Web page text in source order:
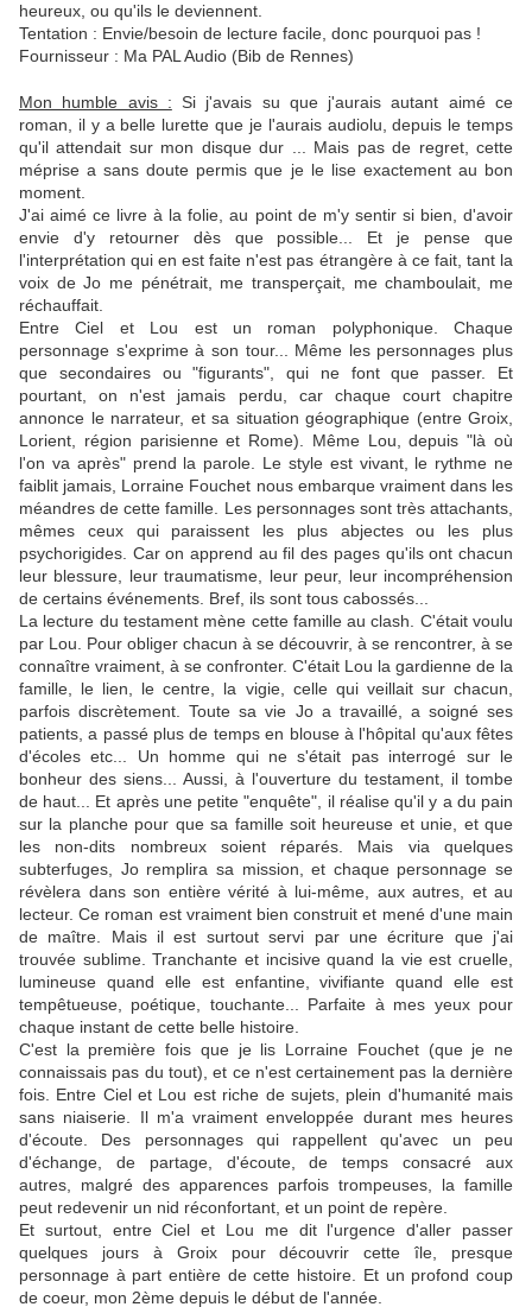
heureux, ou qu'ils le deviennent.
Tentation : Envie/besoin de lecture facile, donc pourquoi pas !
Fournisseur : Ma PAL Audio (Bib de Rennes)
Mon humble avis : Si j'avais su que j'aurais autant aimé ce
roman, il y a belle lurette que je l'aurais audiolu, depuis le temps
qu'il attendait sur mon disque dur ... Mais pas de regret, cette
méprise a sans doute permis que je le lise exactement au bon
moment.
J'ai aimé ce livre à la folie, au point de m'y sentir si bien, d'avoir
envie d'y retourner dès que possible... Et je pense que
l'interprétation qui en est faite n'est pas étrangère à ce fait, tant la
voix de Jo me pénétrait, me transperçait, me chamboulait, me
réchauffait.
Entre Ciel et Lou est un roman polyphonique. Chaque
personnage s'exprime à son tour... Même les personnages plus
que secondaires ou "figurants", qui ne font que passer. Et
pourtant, on n'est jamais perdu, car chaque court chapitre
annonce le narrateur, et sa situation géographique (entre Groix,
Lorient, région parisienne et Rome). Même Lou, depuis "là où
l'on va après" prend la parole. Le style est vivant, le rythme ne
faiblit jamais, Lorraine Fouchet nous embarque vraiment dans les
méandres de cette famille. Les personnages sont très attachants,
mêmes ceux qui paraissent les plus abjectes ou les plus
psychorigides. Car on apprend au fil des pages qu'ils ont chacun
leur blessure, leur traumatisme, leur peur, leur incompréhension
de certains événements. Bref, ils sont tous cabossés...
La lecture du testament mène cette famille au clash. C'était voulu
par Lou. Pour obliger chacun à se découvrir, à se rencontrer, à se
connaître vraiment, à se confronter. C'était Lou la gardienne de la
famille, le lien, le centre, la vigie, celle qui veillait sur chacun,
parfois discrètement. Toute sa vie Jo a travaillé, a soigné ses
patients, a passé plus de temps en blouse à l'hôpital qu'aux fêtes
d'écoles etc... Un homme qui ne s'était pas interrogé sur le
bonheur des siens... Aussi, à l'ouverture du testament, il tombe
de haut... Et après une petite "enquête", il réalise qu'il y a du pain
sur la planche pour que sa famille soit heureuse et unie, et que
les non-dits nombreux soient réparés. Mais via quelques
subterfuges, Jo remplira sa mission, et chaque personnage se
révèlera dans son entière vérité à lui-même, aux autres, et au
lecteur. Ce roman est vraiment bien construit et mené d'une main
de maître. Mais il est surtout servi par une écriture que j'ai
trouvée sublime. Tranchante et incisive quand la vie est cruelle,
lumineuse quand elle est enfantine, vivifiante quand elle est
tempêtueuse, poétique, touchante... Parfaite à mes yeux pour
chaque instant de cette belle histoire.
C'est la première fois que je lis Lorraine Fouchet (que je ne
connaissais pas du tout), et ce n'est certainement pas la dernière
fois. Entre Ciel et Lou est riche de sujets, plein d'humanité mais
sans niaiserie. Il m'a vraiment enveloppée durant mes heures
d'écoute. Des personnages qui rappellent qu'avec un peu
d'échange, de partage, d'écoute, de temps consacré aux
autres, malgré des apparences parfois trompeuses, la famille
peut redevenir un nid réconfortant, et un point de repère.
Et surtout, entre Ciel et Lou me dit l'urgence d'aller passer
quelques jours à Groix pour découvrir cette île, presque
personnage à part entière de cette histoire. Et un profond coup
de coeur, mon 2ème depuis le début de l'année.